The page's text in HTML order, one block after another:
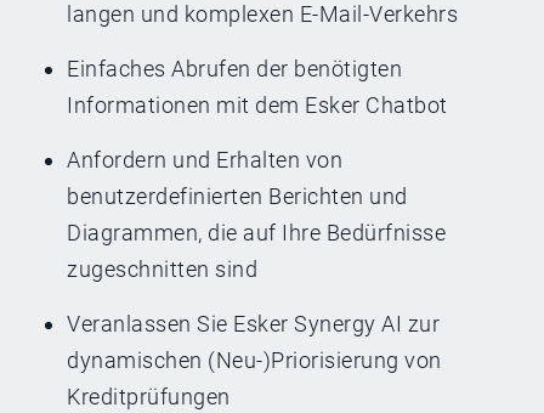
langen und komplexen E-Mail-Verkehrs
Einfaches Abrufen der benötigten
Informationen mit dem Esker Chatbot
Anfordern und Erhalten von
benutzerdefinierten Berichten und
Diagrammen, die auf Ihre Bedürfnisse
zugeschnitten sind
Veranlassen Sie Esker Synergy AI zur
dynamischen (Neu-)Priorisierung von
Kreditprüfungen